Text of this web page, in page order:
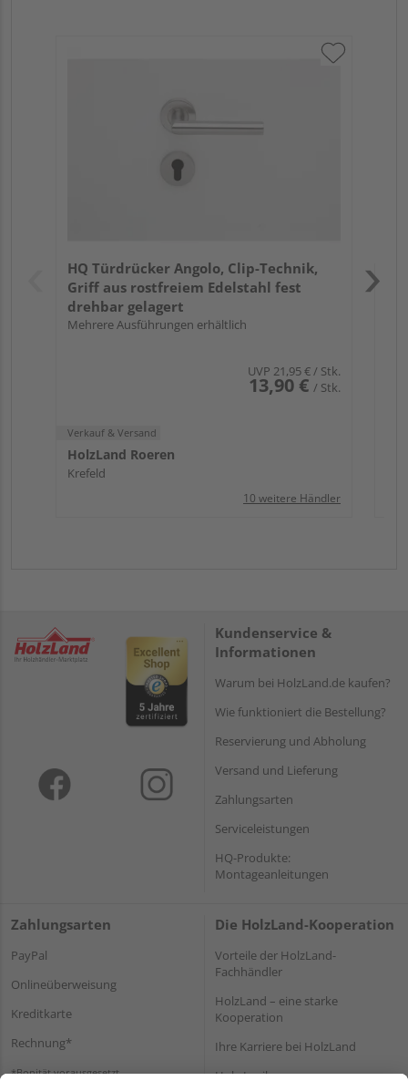
HQ Türdrücker Angolo, Clip-Technik,
Griff aus rostfreiem Edelstahl fest
drehbar gelagert
Mehrere Ausführungen erhältlich
UVP 21,95 €/ Stk.
13,90 € / Stk.
Verkauf & Versand
HolzLand Roeren
Krefeld
10 weitere Händler
Kundenservice &
Informationen
Warum bei HolzLand.de kaufen?
Wie funktioniert die Bestellung?
Reservierung und Abholung
Versand und Lieferung
Zahlungsarten
Serviceleistungen
HQ-Produkte:
Montageanleitungen
Zahlungsarten
PayPal
Onlineüberweisung
Kreditkarte
Rechnung*
*Bonität vorausgesetzt
Die HolzLand-Kooperation
Vorteile der HolzLand-
Fachhändler
HolzLand – eine starke
Kooperation
Ihre Karriere bei HolzLand
Holz-Lexikon